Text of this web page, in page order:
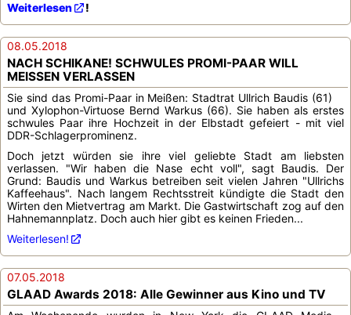
Weiterlesen
!
08.05.2018
NACH SCHIKANE! SCHWULES PROMI-PAAR WILL
MEISSEN VERLASSEN
Sie sind das Promi-Paar in Meißen: Stadtrat Ullrich Baudis (61)
und Xylophon-Virtuose Bernd Warkus (66). Sie haben als erstes
schwules Paar ihre Hochzeit in der Elbstadt gefeiert - mit viel
DDR-Schlagerprominenz.
Doch jetzt würden sie ihre viel geliebte Stadt am liebsten
verlassen. "Wir haben die Nase echt voll", sagt Baudis. Der
Grund: Baudis und Warkus betreiben seit vielen Jahren "Ullrichs
Kaffeehaus". Nach langem Rechtsstreit kündigte die Stadt den
Wirten den Mietvertrag am Markt. Die Gastwirtschaft zog auf den
Hahnemannplatz. Doch auch hier gibt es keinen Frieden...
Weiterlesen!
07.05.2018
GLAAD Awards 2018: Alle Gewinner aus Kino und TV